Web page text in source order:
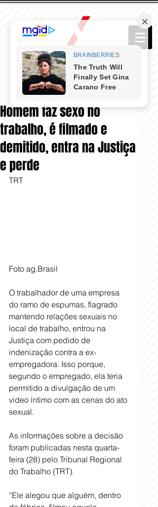
Homem faz sexo no
trabalho, é filmado e
demitido, entra na Justiça
e perde
TRT
Foto ag.Brasil
O trabalhador de uma empresa
do ramo de espumas, flagrado
mantendo relações sexuais no
local de trabalho, entrou na
Justiça com pedido de
indenização contra a ex-
empregadora. Isso porque,
segundo o empregado, ela teria
permitido a divulgação de um
vídeo íntimo com as cenas do ato
sexual.
As informações sobre a decisão
foram publicadas nesta quarta-
feira (28) pelo Tribunal Regional
do Trabalho (TRT).
“Ele alegou que alguém, dentro